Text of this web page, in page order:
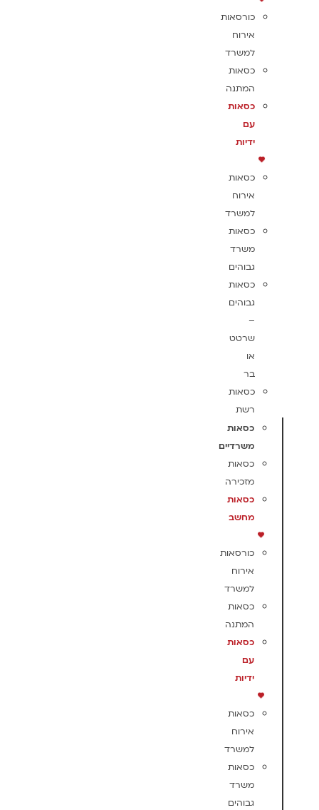
כורסאות
אירוח
למשרד
כסאות
המתנה
כסאות
עם
ידיות
כסאות
אירוח
למשרד
כסאות
משרד
גבוהים
כסאות
גבוהים
–
שרטט
או
בר
כסאות
רשת
כסאות
משרדיים
כסאות
מזכירה
כסאות
מחשב
כורסאות
אירוח
למשרד
כסאות
המתנה
כסאות
עם
ידיות
כסאות
אירוח
למשרד
כסאות
משרד
גבוהים